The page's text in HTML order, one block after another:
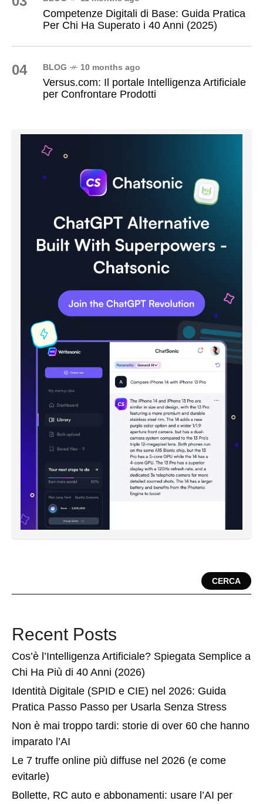
Competenze Digitali di Base: Guida Pratica
Per Chi Ha Superato i 40 Anni (2025)
04 BLOG 10 months ago
Versus.com: Il portale Intelligenza Artificiale
per Confrontare Prodotti
CERCA
Recent Posts
Cos’è l’Intelligenza Artificiale? Spiegata Semplice a
Chi Ha Più di 40 Anni (2026)
Identità Digitale (SPID e CIE) nel 2026: Guida
Pratica Passo Passo per Usarla Senza Stress
Non è mai troppo tardi: storie di over 60 che hanno
imparato l’AI
Le 7 truffe online più diffuse nel 2026 (e come
evitarle)
Bollette, RC auto e abbonamenti: usare l’AI per